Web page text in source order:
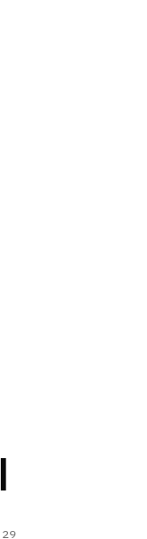
29 سبتمبر، 2019